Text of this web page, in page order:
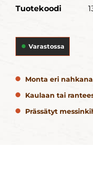
Tuotekoodi
Varastossa
Monta eri
Kaulaan tai
Prässätyt